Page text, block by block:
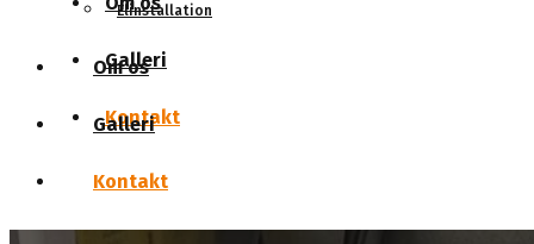
Galleri
Kontakt
Elinstallation
Om os
Galleri
Kontakt